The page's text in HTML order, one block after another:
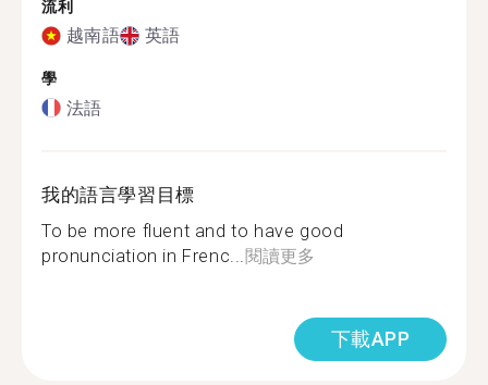
流利
越南語 英語
學
法語
我的語言學習目標
To be more fluent and to have good
pronunciation in Frenc... 閱讀更多
下載APP